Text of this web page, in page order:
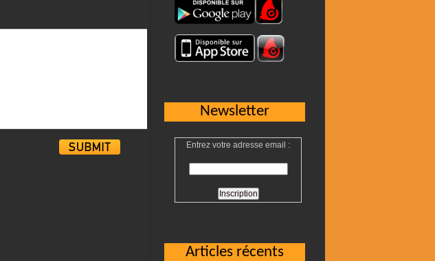
Newsletter
Entrez votre adresse email :
Articles récents